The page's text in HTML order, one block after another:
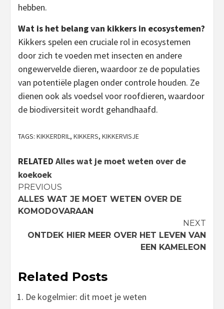
hebben.
Wat is het belang van kikkers in ecosystemen?
Kikkers spelen een cruciale rol in ecosystemen
door zich te voeden met insecten en andere
ongewervelde dieren, waardoor ze de populaties
van potentiële plagen onder controle houden. Ze
dienen ook als voedsel voor roofdieren, waardoor
de biodiversiteit wordt gehandhaafd.
TAGS: KIKKERDRIL, KIKKERS, KIKKERVISJE
RELATED Alles wat je moet weten over de
koekoek
Continue
Reading
PREVIOUS
ALLES WAT JE MOET WETEN OVER DE
KOMODOVARAAN
NEXT
ONTDEK HIER MEER OVER HET LEVEN VAN
EEN KAMELEON
Related Posts
De kogelmier: dit moet je weten